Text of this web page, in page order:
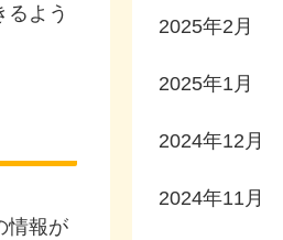
よう
情報が
2025年2月
2025年1月
2024年12月
2024年11月